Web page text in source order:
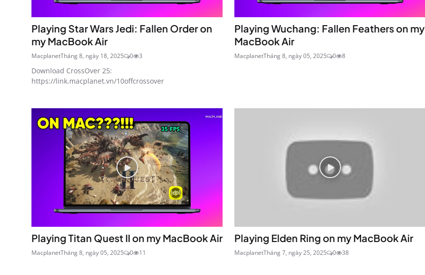
Playing Star Wars Jedi: Fallen Order on
my MacBook Air
MacplanetTháng 8, ngày 18, 2025 0 3
Download CrossOver 25:
https://link.macplanet.vn/10offcrossover
Playing Wuchang: Fallen Feathers on my
MacBook Air
MacplanetTháng 8, ngày 05, 2025 0 8
Playing Titan Quest II on my MacBook Air
MacplanetTháng 8, ngày 05, 2025 0 11
Playing Elden Ring on my MacBook Air
MacplanetTháng 7, ngày 25, 2025 0 38